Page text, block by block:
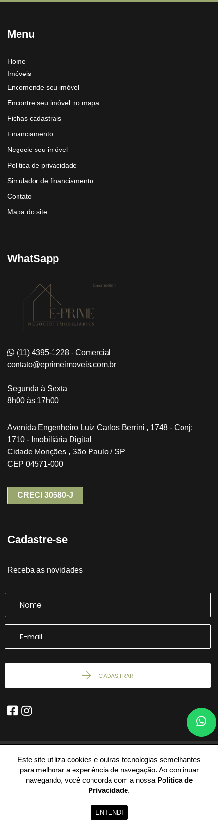
Menu
Home
Imóveis
Encomende seu imóvel
Encontre seu imóvel no mapa
Fichas cadastrais
Financiamento
Negocie seu imóvel
Política de privacidade
Simulador de financiamento
Contato
Mapa do site
WhatSapp
(11) 4395-1228 - Comercial
contato@eprimeimoveis.com.br
Segunda à Sexta
8h00 às 17h00
Avenida Engenheiro Luiz Carlos Berrini , 1748 - Conj:
1710 - Imobiliária Digital
Cidade Monções , São Paulo / SP
CEP 04571-000
CRECI 30680-J
Cadastre-se
Receba as novidades
CADASTRAR
© 2026 - WhatSapp -24.119.928/0001-58 -Todos os Direitos
Reservados.
Este site utiliza cookies e outras tecnologias semelhantes
para melhorar a experiência de navegação. Ao continuar
navegando, você concorda com a nossa Política de
Privacidade.
ENTENDI